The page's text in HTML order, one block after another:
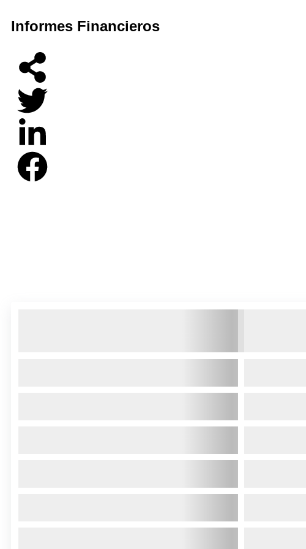
Informes Financieros